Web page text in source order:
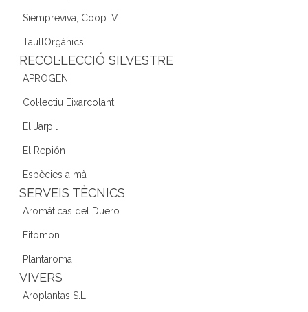
Siempreviva, Coop. V.
TaüllOrgànics
RECOL·LECCIÓ SILVESTRE
APROGEN
Col·lectiu Eixarcolant
El Jarpil
El Repión
Espècies a mà
SERVEIS TÈCNICS
Aromáticas del Duero
Fitomon
Plantaroma
VIVERS
Aroplantas S.L.